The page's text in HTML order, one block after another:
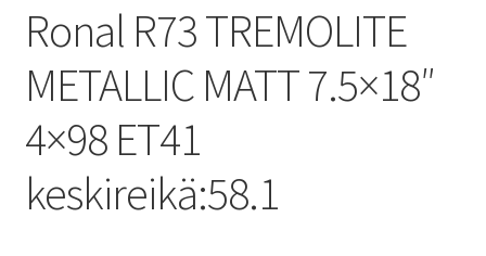
Ronal R73 TREMOLITE
METALLIC MATT 7.5×18″
4×98 ET41
keskireikä:58.1